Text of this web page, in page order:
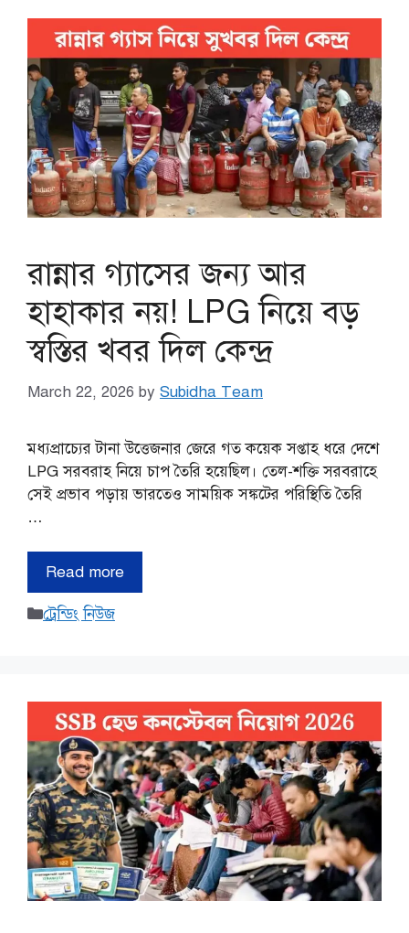
রান্নার গ্যাসের জন্য আর
হাহাকার নয়! LPG নিয়ে বড়
স্বস্তির খবর দিল কেন্দ্র
March 22, 2026 by Subidha Team
মধ্যপ্রাচ্যের টানা উত্তেজনার জেরে গত কয়েক সপ্তাহ ধরে দেশে
LPG সরবরাহ নিয়ে চাপ তৈরি হয়েছিল। তেল-শক্তি সরবরাহে
সেই প্রভাব পড়ায় ভারতেও সাময়িক সঙ্কটের পরিস্থিতি তৈরি
…
Read more
Categories
ট্রেন্ডিং নিউজ